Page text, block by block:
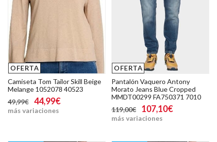
OFERTA
Camiseta Tom Tailor Skill Beige
Melange 1052078 40523
49,99€
44,99€
más variaciones
OFERTA
Pantalón Vaquero Antony
Morato Jeans Blue Cropped
MMDT00299 FA750371 7010
119,00€
107,10€
más variaciones